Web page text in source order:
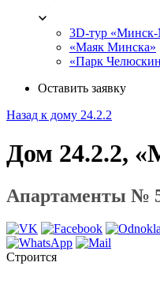
3D-тур
«Маяк Минска»
«Парк
Оставить заявку
Назад к дому 24.2.2
Дом 24.2.2,
Апартаменты №
Строится